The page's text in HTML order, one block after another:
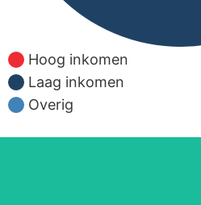
Hoog inkomen
Laag inkomen
Overig